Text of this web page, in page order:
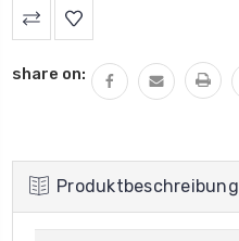
share on:
Produktbeschreibung